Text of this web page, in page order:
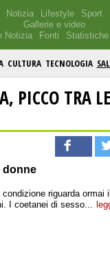
Notizia Lifestyle
Sport
Gallerie e video
Notizia Fonti Statistiche
CULTURA TECNOLOGIA
PICCO TRA LE
donne
riguarda ormai
I coetanei di sesso...